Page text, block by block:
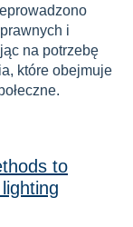
i
na potrzebę
które obejmuje
to